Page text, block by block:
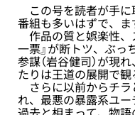
この号を読者が手に
番組も多いはずで、ま
作品の質と娯楽性、
一票』が断トツ、ぶ
参謀（岩谷健司）が現
たりは王道の展開で観
さらに以前からチラ
れ、最悪の暴露系ユー